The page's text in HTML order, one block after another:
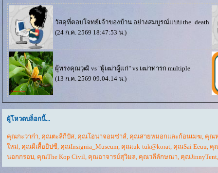
วัสดุที่ตอบโจทย์เจ้าของบ้าน อย่างสมบูรณ์แบบ the_death
(24 ก.ค. 2569 18:47:53 น.)
ผู้ทรงคุณวุฒิ vs "ผู้เฒ่าผู้แก่" vs เฒ่าทารก multiple
(13 ก.ค. 2569 09:04:14 น.)
ผู้โหวตบล็อกนี้...
คุณกะว่าก๋า, คุณตะลีกีปัส, คุณโอน่าจอมซ่าส์, คุณสายหมอกและก้อนเมฆ, คุณ
หม่, คุณผีเสื้อยิปซี, คุณInsignia_Museum, คุณtuk-tuk@korat, คุณSai Eeuu, คุ
นอกกรอบ, คุณThe Kop Civil, คุณอาจารย์สุวิมล, คุณวลีลักษณา, คุณJinnyTent